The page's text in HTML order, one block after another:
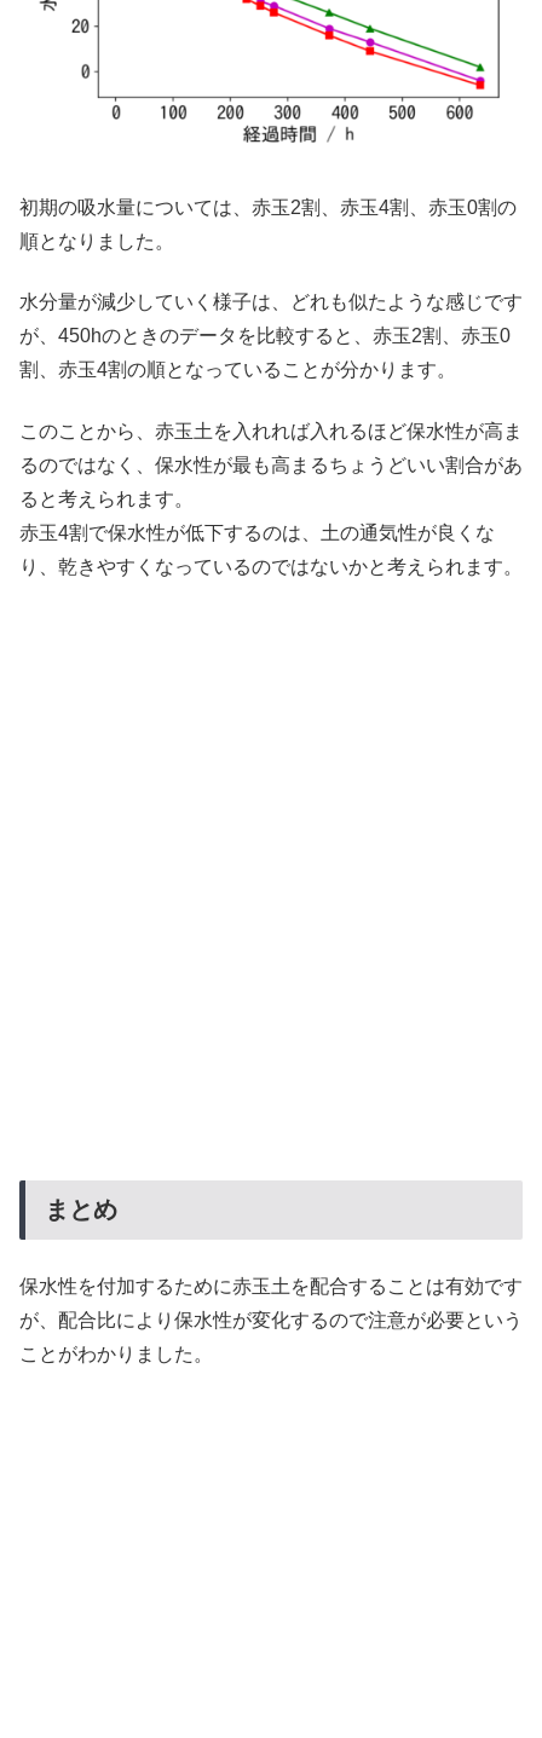
初期の吸水量については、赤玉2割、赤玉4割、赤玉0割の
順となりました。
水分量が減少していく様子は、どれも似たような感じです
が、450hのときのデータを比較すると、赤玉2割、赤玉0
割、赤玉4割の順となっていることが分かります。
このことから、赤玉土を入れれば入れるほど保水性が高ま
るのではなく、保水性が最も高まるちょうどいい割合があ
ると考えられます。
赤玉4割で保水性が低下するのは、土の通気性が良くな
り、乾きやすくなっているのではないかと考えられます。
まとめ
保水性を付加するために赤玉土を配合することは有効です
が、配合比により保水性が変化するので注意が必要という
ことがわかりました。